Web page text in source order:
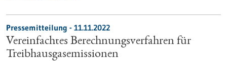
Pressemitteilung - 11.11.2022
Vereinfachtes Berechnungsverfahren für
Treibhausgasemissionen